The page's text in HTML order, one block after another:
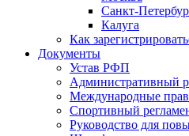
Санкт-
Калуга
Как
Документы
Устав РФП
Административный
Международные
Спортивный
Руководство для